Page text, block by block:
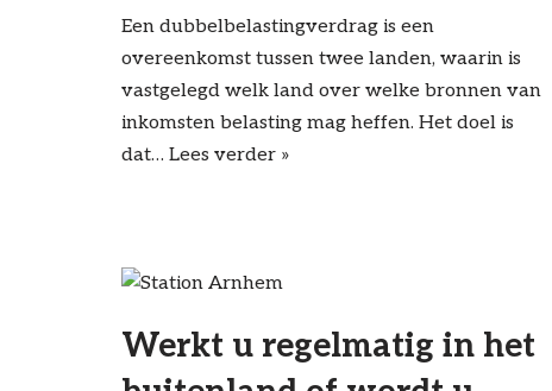
Een dubbelbelastingverdrag is een
overeenkomst tussen twee landen, waarin is
vastgelegd welk land over welke bronnen van
inkomsten belasting mag heffen. Het doel is
dat… Lees verder »
Werkt u regelmatig in het